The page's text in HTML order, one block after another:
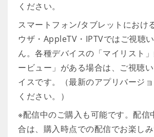
ください。
スマートフォン/タブレットにおけ
ウザ・AppleTV・IPTVではご視聴
ん。各種デバイスの「マイリスト
ービュー」がある場合は、ご視聴
イスです。（最新のアプリバージ
ください。）
※配信中のご購入も可能です。配信
合は、購入時点での配信でお楽し